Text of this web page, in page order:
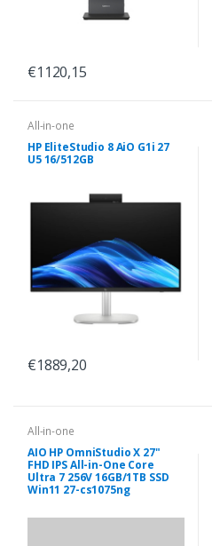
€1120,15
All-in-one
HP EliteStudio 8 AiO G1i 27
U5 16/512GB
€1889,20
All-in-one
AIO HP OmniStudio X 27"
FHD IPS All-in-One Core
Ultra 7 256V 16GB/1TB SSD
Win11 27-cs1075ng